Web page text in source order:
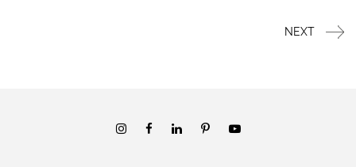
NEXT